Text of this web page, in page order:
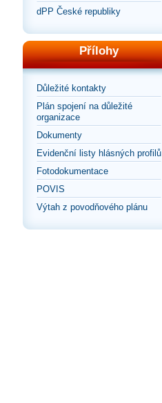
dPP České republiky
Přílohy
Důležité kontakty
Plán spojení na důležité
organizace
Dokumenty
Evidenční listy hlásných profilů
Fotodokumentace
POVIS
Výtah z povodňového plánu